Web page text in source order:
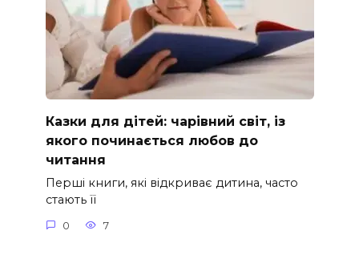
Казки для дітей: чарівний світ, із
якого починається любов до
читання
Перші книги, які відкриває дитина, часто
стають її
0 7